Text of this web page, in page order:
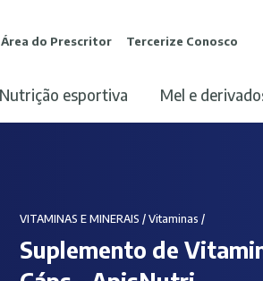
Área do Prescritor Tercerize Conosco
nutrição esportiva mel e
VITAMINAS E MINERAIS /Vitaminas /
Suplemento de